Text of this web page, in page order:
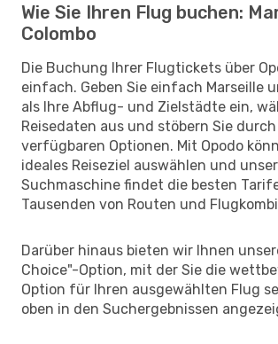
Wie Sie Ihren Flug buchen:
Colombo
Die Buchung Ihrer Flugtickets über
einfach. Geben Sie einfach Marseille
als Ihre Abflug- und Zielstädte ein,
Reisedaten aus und stöbern Sie
verfügbaren Optionen. Mit Opodo
ideales Reiseziel auswählen und
Suchmaschine findet die besten
Tausenden von Routen und
Darüber hinaus bieten wir Ihnen
Choice"-Option, mit der Sie die
Option für Ihren ausgewählten Flug
oben in den Suchergebnissen